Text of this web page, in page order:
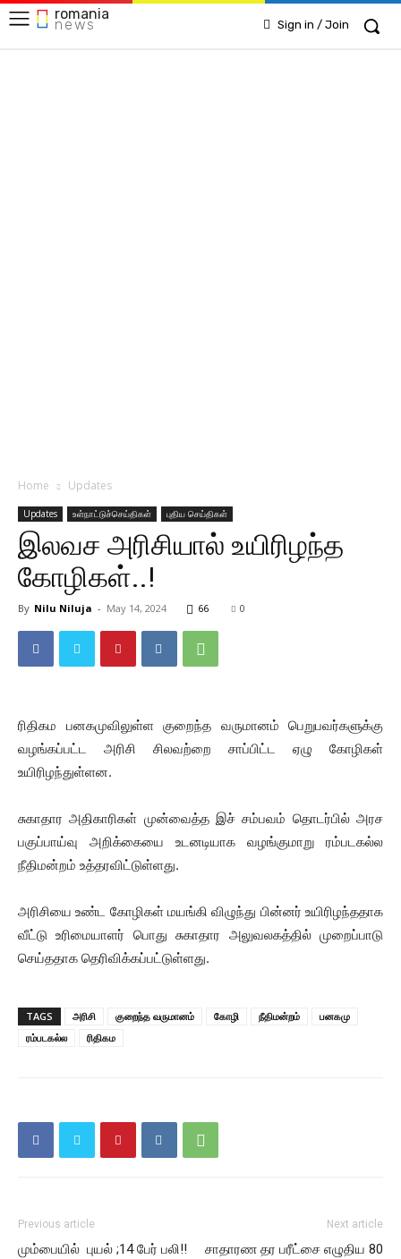
romania
news Sign in / Join
Home Updates
Updates உள்நாட்டுச்செய்திகள் புதிய செய்திகள்
இலவச அரிசியால் உயிரிழந்த
கோழிகள்..!
By Nilu Niluja - May 14, 2024 66 0
ரிதிகம பனகமுவிலுள்ள குறைந்த வருமானம் பெறுபவர்களுக்கு
வழங்கப்பட்ட அரிசி சிலவற்றை சாப்பிட்ட ஏழு கோழிகள்
உயிரிழந்துள்ளன.
சுகாதார அதிகாரிகள் முன்வைத்த இச் சம்பவம் தொடர்பில் அரச
பகுப்பாய்வு அறிக்கையை உடனடியாக வழங்குமாறு ரம்படகல்ல
நீதிமன்றம் உத்தரவிட்டுள்ளது.
அரிசியை உண்ட கோழிகள் மயங்கி விழுந்து பின்னர் உயிரிழந்ததாக
வீட்டு உரிமையாளர் பொது சுகாதார அலுவலகத்தில் முறைப்பாடு
செய்ததாக தெரிவிக்கப்பட்டுள்ளது.
TAGS அரிசி குறைந்த வருமானம் கோழி நீதிமன்றம்
பனகமு
ரம்படகல்ல
ரிதிகம
Previous article
மும்பையில் புயல் ;14 பேர் பலி!!
Next article
சாதாரண தர பரீட்சை எழுதிய 80